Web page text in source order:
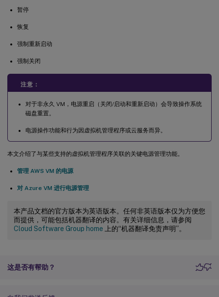
暂停
恢复
强制重新启动
强制关闭
注意：
对于非永久 VM，电源重启（关闭/启动和重新启动）会导致操作系统
磁盘重置。
电源操作功能和行为因虚拟机管理程序或云服务而异。
本文介绍了与某些支持的虚拟机管理程序关联的关键电源管理功能。
管理 AWS VM 的电源
对 Azure VM 进行电源管理
本产品文档的官方版本为英语版本。任何非英语版本仅为方便您
而提供，可能包括机器翻译的内容。有关详细信息，请参阅
Cloud Software Group home 上的“机器翻译免责声明”。
这是否有帮助？